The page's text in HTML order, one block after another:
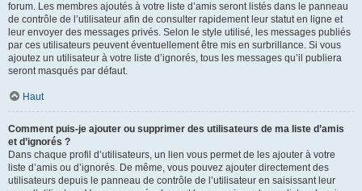
forum. Les membres ajoutés à votre liste d’amis seront listés dans le panneau
de contrôle de l’utilisateur afin de consulter rapidement leur statut en ligne et
leur envoyer des messages privés. Selon le style utilisé, les messages publiés
par ces utilisateurs peuvent éventuellement être mis en surbrillance. Si vous
ajoutez un utilisateur à votre liste d’ignorés, tous les messages qu’il publiera
seront masqués par défaut.
Haut
Comment puis-je ajouter ou supprimer des utilisateurs de ma liste d’amis
et d’ignorés ?
Dans chaque profil d’utilisateurs, un lien vous permet de les ajouter à votre
liste d’amis ou d’ignorés. De même, vous pouvez ajouter directement des
utilisateurs depuis le panneau de contrôle de l’utilisateur en saisissant leur